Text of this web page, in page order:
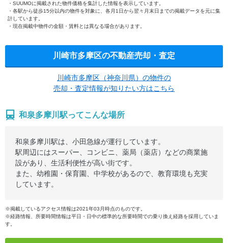
SUUMOに掲載された物件価格を集計した情報を表示しています。
各駅から徒歩15分以内の物件を対象に、各月1日から翌々月末日までの掲載データを元に集
計しています。
現在掲載中物件の金額・賃料とは異なる場合があります。
川崎市多摩区の不動産売却・査定
川崎市多摩区（神奈川県）の物件の
売却・査定情報が知りたい方はこちら
和泉多摩川駅ってこんな場所
和泉多摩川駅は、小田急線が運行しています。
駅周辺にはスーパー、コンビニ、薬局（薬店）などの商業施
設があり、生活利便性が高い街です。
また、幼稚園・保育園、中学校があるので、教育環境も充実
しています。
※掲載しているアクセス情報は2021年03月時点のものです。
※経路情報、所要時間情報は平日・日中の標準的な所要時間での乗り換え経路を採用していま
す。